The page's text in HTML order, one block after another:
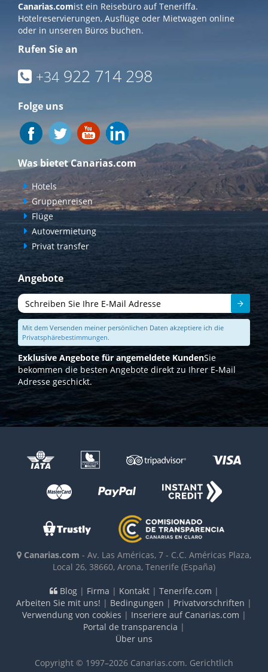
Canarias.comist ein Reisebüro auf Teneriffa.
Hotelreservierungen, Ausflüge oder Mietwagen online
oder in unseren Büros buchen.
Rufen Sie an
+34 922 714 298
Folge uns
Was bietet Canarias.com
Hotels
Gruppenreisen
Flüge
Autovermietung
Privat transfer
Angebote
Mit dem Versenden meiner persönlichen Daten akzeptiere ich die
Privatsphärebestimmungen.
Exklusive Angebote für angemeldete KundenSie
bekommen die besten Angebote direkt zu Ihrer E-Mail
Adresse geschickt.
Canarias.com - Av. Las Américas, 7 - C.C. Américas Plaza,
Local 26, 38660, Arona, Tenerife (España)
Blog| Firma | Kontakt| Tenerife.com |
Arbeiten Sie mit uns! | Bedingungen | Privatvorschriften |
Verwendung von cookies | Inseriere auf Canarias.com |
Portal de transparencia |
Über uns
Copyright © 1997–2026 Canarias.com. Gerichtlich